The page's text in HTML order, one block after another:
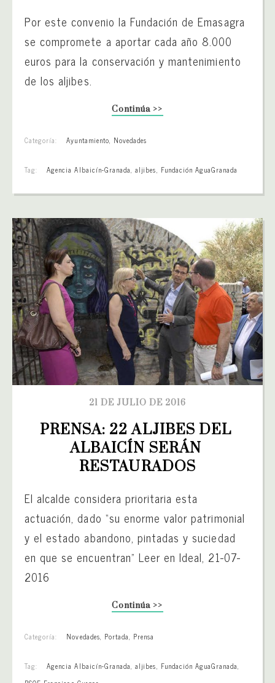
Por este convenio la Fundación de Emasagra
se compromete a aportar cada año 8.000
euros para la conservación y mantenimiento
de los aljibes.
Continúa >>
Categoría: Ayuntamiento, Novedades
Tag: Agencia Albaicín-Granada,aljibes, Fundación AguaGranada
21 DE JULIO DE 2016
PRENSA: 22 ALJIBES DEL
ALBAICÍN SERÁN
RESTAURADOS
El alcalde considera prioritaria esta
actuación, dado “su enorme valor patrimonial
y el estado abandono, pintadas y suciedad
en que se encuentran” Leer en Ideal, 21-07-
2016
Continúa >>
Categoría: Novedades, Portada, Prensa
Tag: Agencia Albaicín-Granada,aljibes, Fundación AguaGranada,